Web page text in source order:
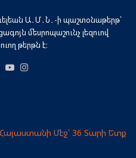
Ա․Մ․Ն․-ի պաշտօնաթերթ՝
մեսրոպաշունչ լեզուով
թերթն է։
X YouTube
Մէջ՝ 36 Տարի Ետք